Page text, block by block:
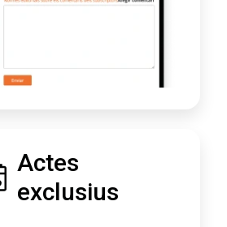
Actes
exclusius